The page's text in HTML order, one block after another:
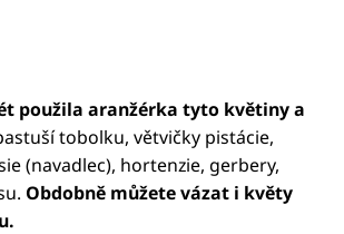
použila aranžérka tyto květiny a
tobolku, větvičky pistácie,
(navadlec), hortenzie, gerbery,
Obdobně můžete vázat i květy